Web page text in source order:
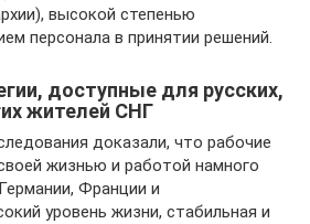
высокой степенью
персонала в принятии решений.
доступные для русских,
жителей СНГ
доказали, что рабочие
жизнью и работой намного
Франции и
уровень жизни, стабильная и